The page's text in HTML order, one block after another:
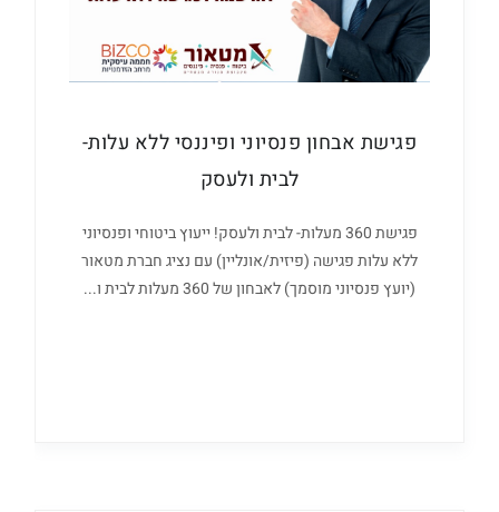
פגישת אבחון פנסיוני ופיננסי ללא עלות-
לבית ולעסק
פגישת 360 מעלות- לבית ולעסק! ייעוץ ביטוחי ופנסיוני
ללא עלות פגישה (פיזית/אונליין) עם נציג חברת מטאור
(יועץ פנסיוני מוסמך) לאבחון של 360 מעלות לבית ו...